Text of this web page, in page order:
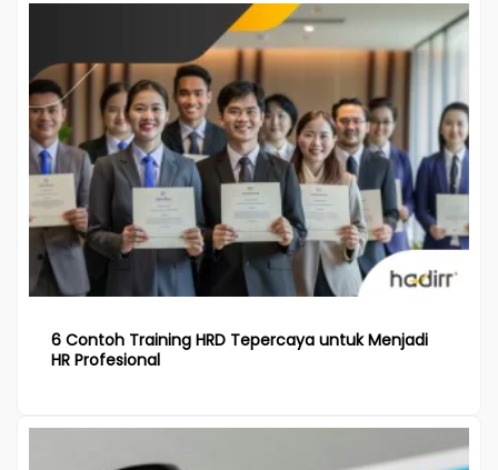
6 Contoh Training HRD Tepercaya untuk Menjadi
HR Profesional